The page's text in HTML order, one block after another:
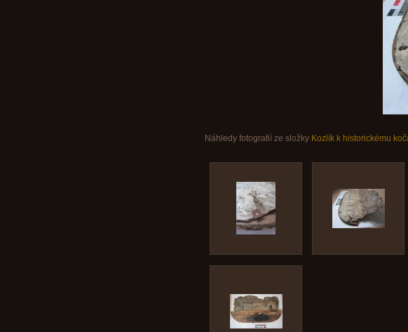
Náhledy fotografií ze složky Kozlík k historickému